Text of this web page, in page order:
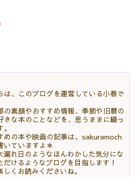
は、このブログを運営している小春で
の素顔やおすすめ情報、季節や旧暦の
きな本のことなどを、思うままに綴っ
めの本や映画の記事は、sakuramoch
いていますよ＊
漏れ日のようなほんわかした気分にな
だけるようなブログを目指します！
しくお読みくださいね。